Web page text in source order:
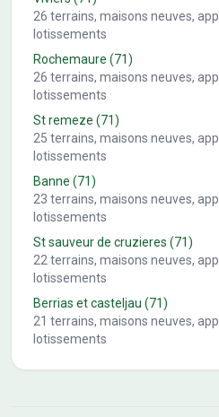
26 terrains, maisons neuves,
lotissements
Rochemaure (71)
26 terrains, maisons neuves,
lotissements
St remeze (71)
25 terrains, maisons neuves,
lotissements
Banne (71)
23 terrains, maisons neuves,
lotissements
St sauveur de cruzieres (71)
22 terrains, maisons neuves,
lotissements
Berrias et casteljau (71)
21 terrains, maisons neuves,
lotissements